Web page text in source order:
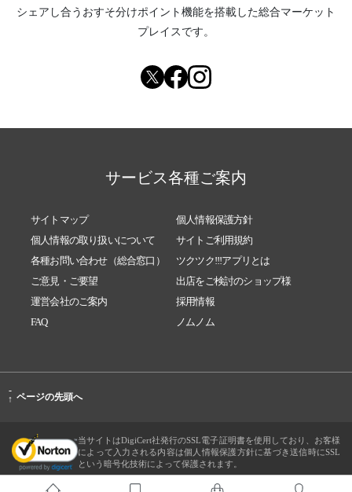
シェアし合う おすそ分けポイント機能を搭載した総合マーケット
プレイスです。
サービス各種ご案内
サイトマップ
個人情報保護方針
個人情報の取り扱いについて
サイトご利用規約
各種お問い合わせ（総合窓口）
ツクツク!!!アプリとは
ご意見・ご要望
出店をご検討のショップ様
運営会社のご案内
採用情報
FAQ
ノムノム
-
↑ ページの先頭へ
当サイトはDigiCert社発行のSSL電子証明書を使用しており、お客様
によって入力される内容は個人情報保護方針に基づき送信時にSSL
という暗号化技術によって保護されます。